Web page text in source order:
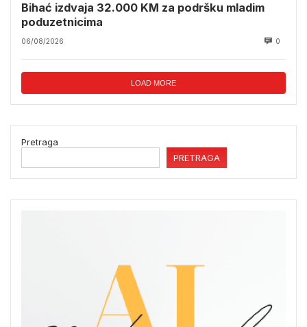
Bihać izdvaja 32.000 KM za podršku mladim
poduzetnicima
06/08/2026 0
LOAD MORE
Pretraga
PRETRAGA